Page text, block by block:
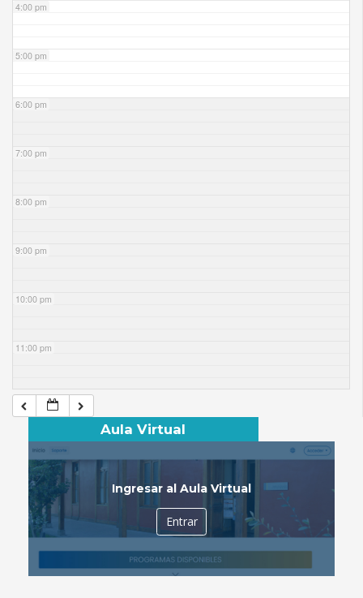
4:00 pm
5:00 pm
6:00 pm
7:00 pm
8:00 pm
9:00 pm
10:00 pm
11:00 pm
Aula Virtual
Ingresar al Aula Virtual
Entrar